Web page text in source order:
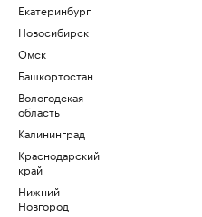
Екатеринбург
Новосибирск
Омск
Башкортостан
Вологодская
область
Калининград
Краснодарский
край
Нижний
Новгород